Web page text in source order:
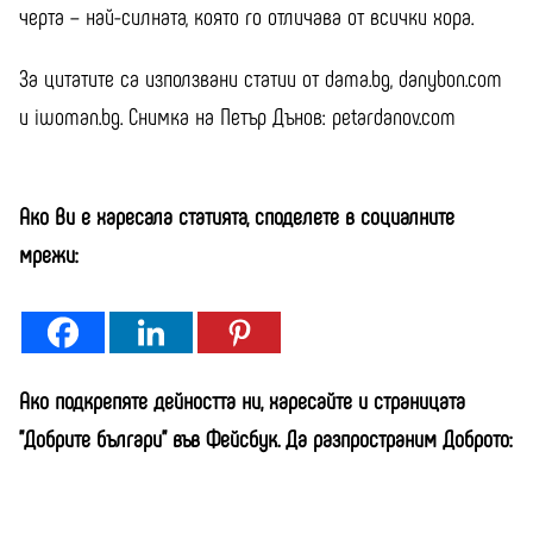
черта – най-силната, която го отличава от всички хора.
За цитатите са използвани статии от dama.bg, danybon.com
и iwoman.bg. Снимка на Петър Дънов: petardanov.com
Ако Ви е харесала статията, споделете в социалните
мрежи:
Ако подкрепяте дейността ни, харесайте и страницата
"Добрите българи" във Фейсбук. Да разпространим Доброто: